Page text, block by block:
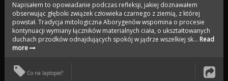
Napisałem to opowiadanie podczas refleksji, jakiej doznawałem
obserwując głęboki związek człowieka czarnego z ziemią, z której
powstał. Tradycja mitologiczna Aborygenów wspomina o procesie
kontynuacji wymiany łączników materialnych ciała, o ukształtowanych
duchach przodków odnajdujących spokój w jądrze wszelkiej sk... Read
more
Co na laptopie?